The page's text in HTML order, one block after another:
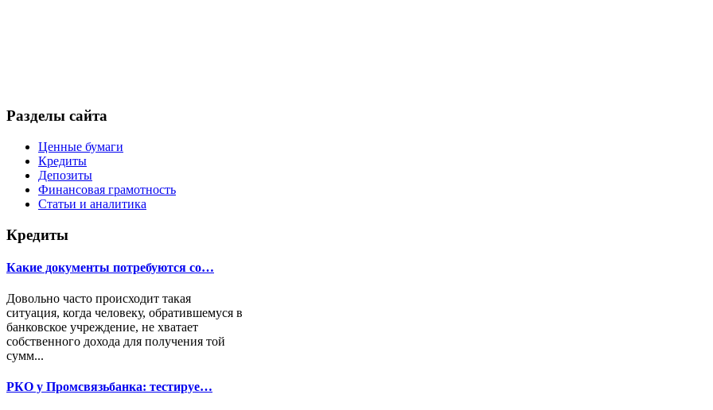
Разделы сайта
Ценные бумаги
Кредиты
Депозиты
Финансовая грамотность
Статьи и аналитика
Кредиты
Какие документы потребуются со…
Довольно часто происходит такая
ситуация, когда человеку, обратившемуся в
банковское учреждение, не хватает
собственного дохода для получения той
сумм...
РКО у Промсвязьбанка: тестируе…